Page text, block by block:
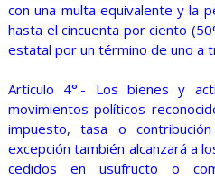
con una multa equivalente y la
hasta el cincuenta por ciento
estatal por un término de uno a
Artículo 4°.- Los bienes y
movimientos políticos
impuesto, tasa o
excepción también alcanzará a
cedidos en usufructo o